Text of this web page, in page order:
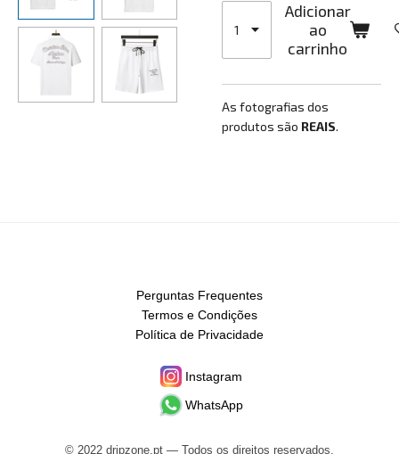
Adicionar
ao
carrinho
As fotografias dos
produtos são REAIS.
Perguntas Frequentes
Termos e Condições
Política de Privacidade
Instagram
WhatsApp
© 2022 dripzone.pt — Todos os direitos reservados.